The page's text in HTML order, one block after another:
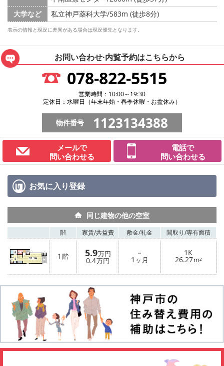
大学など
私立神戸薬科大学/583m (徒歩8分)
表示の情報と現況に差異がある場合は現況優先となります。
お問い合わせ·内覧予約はこちらから
078-822-5515
営業時間：10:00～19:30
定休日：水曜日（年末年始・春季休暇・お盆休み）
物件番号 1123134388
メールで
問い合わせる
電話で
問い合わせる
お気に入り登録
同じ建物の他の空室
階 家賃/共益費 敷金/礼金 間取り/専有面積
1 階 5.9万円
0.4万円
－
1 ヶ月
1K
26.27m²